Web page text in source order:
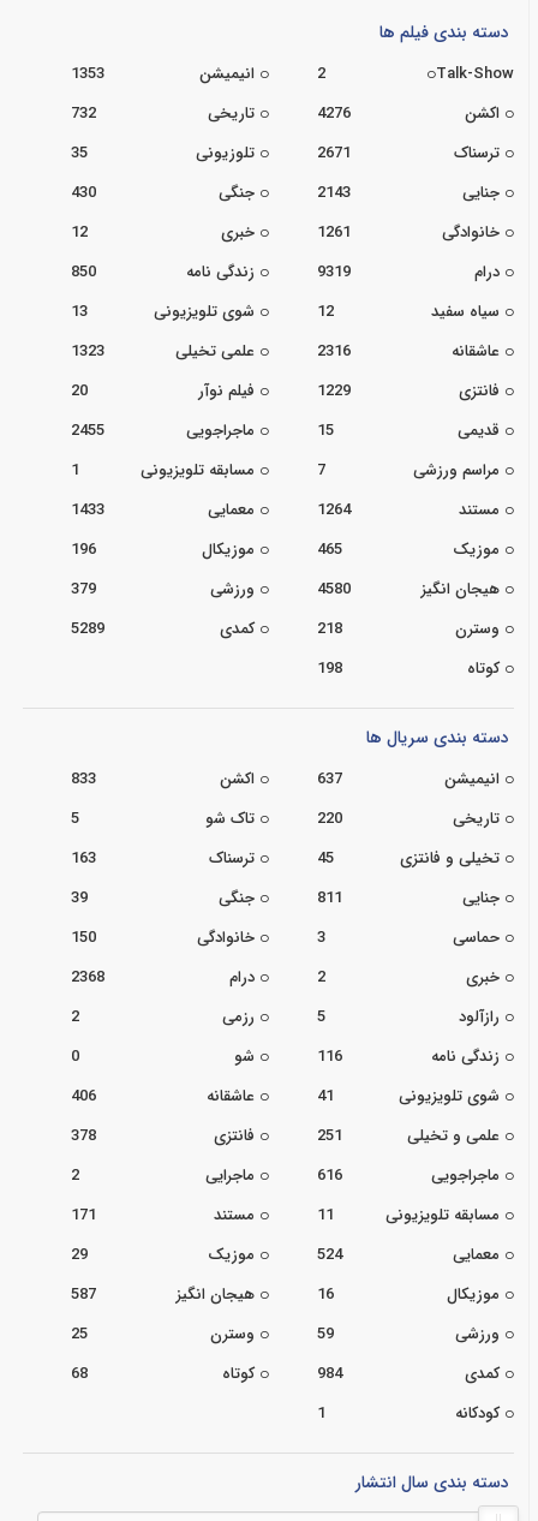
دسته بندی فیلم ها
Talk-Show
2 انیمیشن
1353
اکشن
4276 تاریخی
732
ترسناک
2671 تلوزیونی
35
جنایی
2143 جنگی
430
خانوادگی
1261 خبری
12
درام
9319 زندگی نامه
850
سیاه سفید
12 شوی تلویزیونی
13
عاشقانه
2316 علمی تخیلی
1323
فانتزی
1229 فیلم نوآر
20
قدیمی
15 ماجراجویی
2455
مراسم ورزشی
7 مسابقه تلویزیونی
1
مستند
1264 معمایی
1433
موزیک
465 موزیکال
196
هیجان انگیز
4580 ورزشی
379
وسترن
218 کمدی
5289
کوتاه
198
دسته بندی سریال ها
انیمیشن 637 اکشن
833
تاریخی
220 تاک شو
5
تخیلی و فانتزی
45 ترسناک
163
جنایی
811 جنگی
39
حماسی
3 خانوادگی
150
خبری
2 درام
2368
رازآلود
5 رزمی
2
زندگی نامه
116 شو
0
شوی تلویزیونی
41 عاشقانه
406
علمی و تخیلی
251 فانتزی
378
ماجراجویی
616 ماجرایی
2
مسابقه تلویزیونی
11 مستند
171
معمایی
524 موزیک
29
موزیکال
16 هیجان انگیز
587
ورزشی
59 وسترن
25
کمدی
984 کوتاه
68
کودکانه
1
دسته بندی سال انتشار